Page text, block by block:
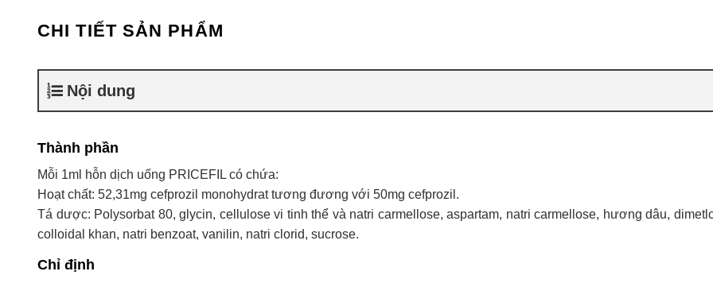
CHI TIẾT SẢN PHẨM
Nội dung
Thành phần
Mỗi 1ml hỗn dịch uống PRICEFIL có chứa:
Hoạt chất: 52,31mg cefprozil monohydrat tương đương với 50mg cefprozil.
Tá dược: Polysorbat 80, glycin, cellulose vi tinh thể và natri carmellose, aspartam, natri carmellose, hương dâu,
colloidal khan, natri benzoat, vanilin, natri clorid, sucrose.
Chỉ định